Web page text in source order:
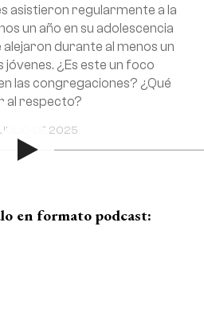
DE 2025
asistieron regularmente a la
un año en su adolescencia
durante al menos un
¿Es este un foco
las congregaciones? ¿Qué
al respecto?
en formato podcast: